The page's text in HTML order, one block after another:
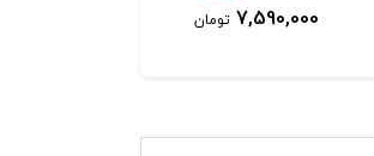
7,590,000 تومان